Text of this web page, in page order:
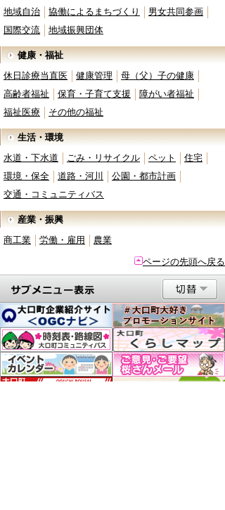
地域自治
協働によるまちづくり
男女共同参画
国際交流
地域振興団体
健康・福祉
休日診療当直医
健康管理
母（父）子の健康
高齢者福祉
保育・子育て支援
障がい者福祉
福祉医療
その他の福祉
生活・環境
水道・下水道
ごみ・リサイクル ペット
住宅
環境・保全
道路・河川
公園・都市計画
交通・コミュニティバス
産業・振興
商工業
労働・雇用 農業
ページの先頭へ戻る